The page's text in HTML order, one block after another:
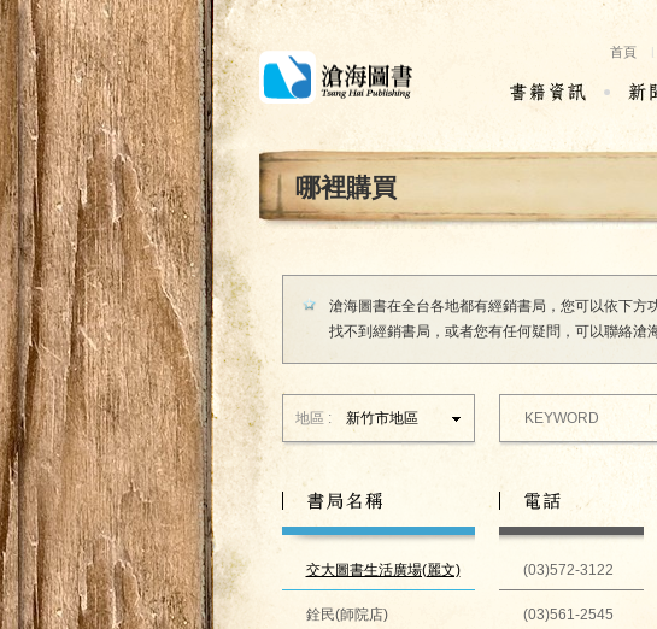
首頁 |
哪裡購買
滄海圖書在全台各地都有經銷書局，您可以依下方
找不到經銷書局，或者您有任何疑問，可以聯絡滄
地區 : 新竹市地區
交大圖書生活廣場(麗文) (03)572-3122
銓民(師院店) (03)561-2545